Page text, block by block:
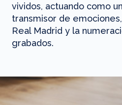
vividos, actuando como
transmisor de
Real Madrid y la
grabados.